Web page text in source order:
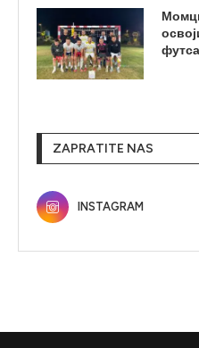
ZAPRATITE NAS
INSTAGRAM